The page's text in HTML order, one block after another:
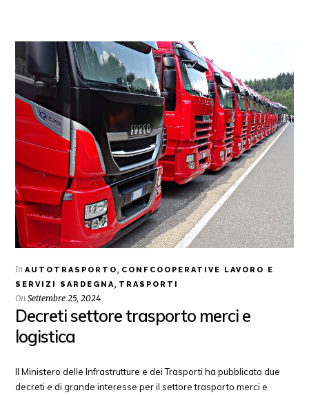
InAUTOTRASPORTO, CONFCOOPERATIVE LAVORO E
SERVIZI SARDEGNA, TRASPORTI
OnSettembre 25, 2024
Decreti settore trasporto merci e
logistica
Il Ministero delle Infrastrutture e dei Trasporti ha pubblicato due
decreti e di grande interesse per il settore trasporto merci e